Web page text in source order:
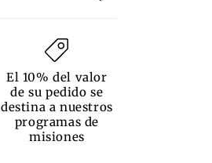
El 10% del valor
de su pedido se
destina a nuestros
programas de
misiones